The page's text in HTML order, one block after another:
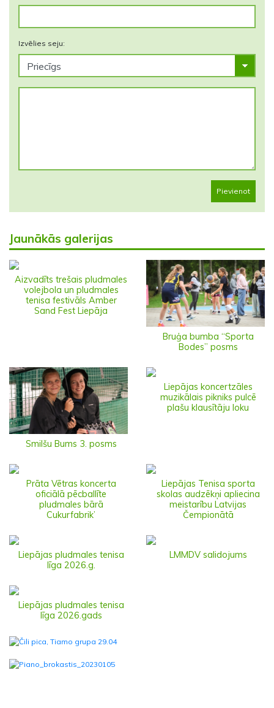
Izvēlies seju:
Pievienot
Jaunākās galerijas
Aizvadīts trešais pludmales
volejbola un pludmales
tenisa festivāls Amber
Sand Fest Liepāja
Bruģa bumba “Sporta
Bodes” posms
Smilšu Bums 3. posms
Liepājas koncertzāles
muzikālais pikniks pulcē
plašu klausītāju loku
Prāta Vētras koncerta
oficiālā pēcballīte
pludmales bārā
Cukurfabrik’
Liepājas Tenisa sporta
skolas audzēkņi apliecina
meistarību Latvijas
Čempionātā
Liepājas pludmales tenisa
līga 2026.g.
LMMDV salidojums
Liepājas pludmales tenisa
līga 2026.gads